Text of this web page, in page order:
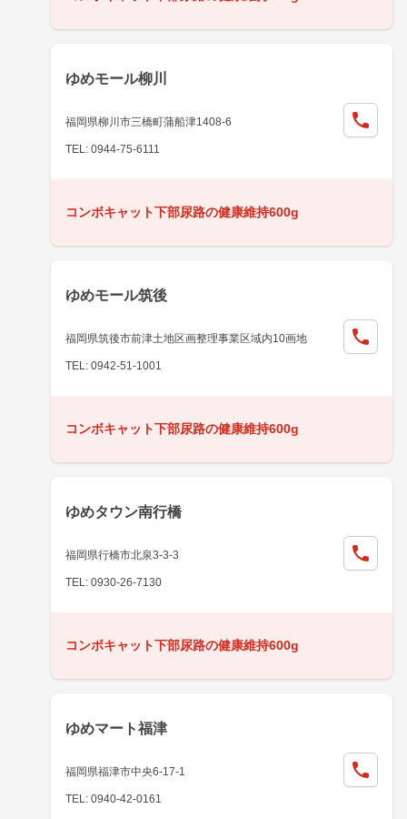
ゆめモール柳川
福岡県柳川市三橋町蒲船津1408-6
TEL: 0944-75-6111
コンボキャット下部尿路の健康維持600g
ゆめモール筑後
福岡県筑後市前津土地区画整理事業区域内10画地
TEL: 0942-51-1001
コンボキャット下部尿路の健康維持600g
ゆめタウン南行橋
福岡県行橋市北泉3-3-3
TEL: 0930-26-7130
コンボキャット下部尿路の健康維持600g
ゆめマート福津
福岡県福津市中央6-17-1
TEL: 0940-42-0161